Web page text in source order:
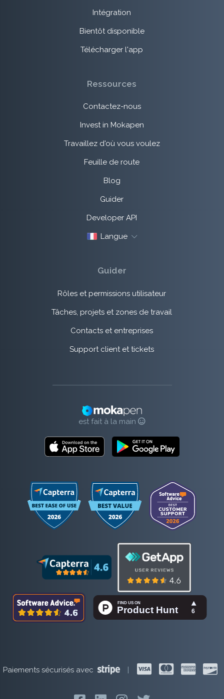
Intégration
Bientôt disponible
Télécharger l'app
Ressources
Contactez-nous
Invest in Mokapen
Travaillez d'où vous voulez
Feuille de route
Blog
Guider
Developer API
Langue
Guider
Rôles et permissions utilisateur
Tâches, projets et zones de travail
Contacts et entreprises
Support client et tickets
est fait à la main
Paiements sécurisés avec |